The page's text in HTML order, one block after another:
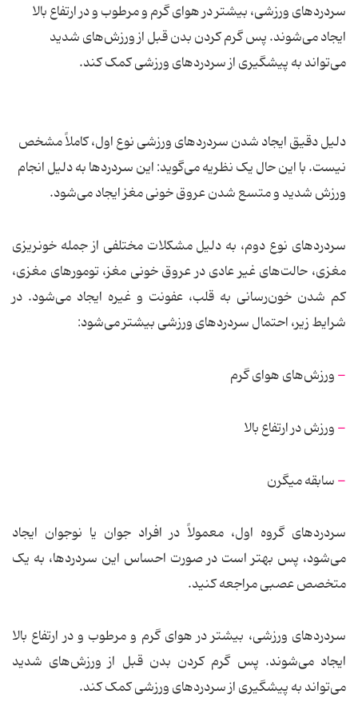
سردردهای ورزشی، بیشتر در هوای گرم و مرطوب و در ارتفاع بالا
ایجاد می‌شوند. پس گرم کردن بدن قبل از ورزش‌های شدید
می‌تواند به پیشگیری از سردردهای ورزشی کمک کند.
دلیل دقیق ایجاد شدن سردردهای ورزشی نوع اول، کاملاً مشخص
نیست. با این حال یک نظریه می‌گوید: این سردردها به دلیل انجام
ورزش شدید و متسع شدن عروق خونی مغز ایجاد می‌شود.
سردردهای نوع دوم، به دلیل مشکلات مختلفی از جمله خونریزی
مغزی، حالت‌های غیر عادی در عروق خونی مغز، تومورهای مغزی،
کم شدن خون‌رسانی به قلب، عفونت و غیره ایجاد می‌شود. در
شرایط زیر، احتمال سردردهای ورزشی بیشتر می‌شود:
-ورزش‌های هوای گرم
-ورزش در ارتفاع بالا
-سابقه میگرن
سردردهای گروه اول، معمولاً در افراد جوان یا نوجوان ایجاد
می‌شود، پس بهتر است در صورت احساس این سردردها، به یک
متخصص عصبی مراجعه کنید.
سردردهای ورزشی، بیشتر در هوای گرم و مرطوب و در ارتفاع بالا
ایجاد می‌شوند. پس گرم کردن بدن قبل از ورزش‌های شدید
می‌تواند به پیشگیری از سردردهای ورزشی کمک کند.